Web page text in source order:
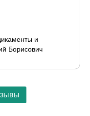
и
Борисович